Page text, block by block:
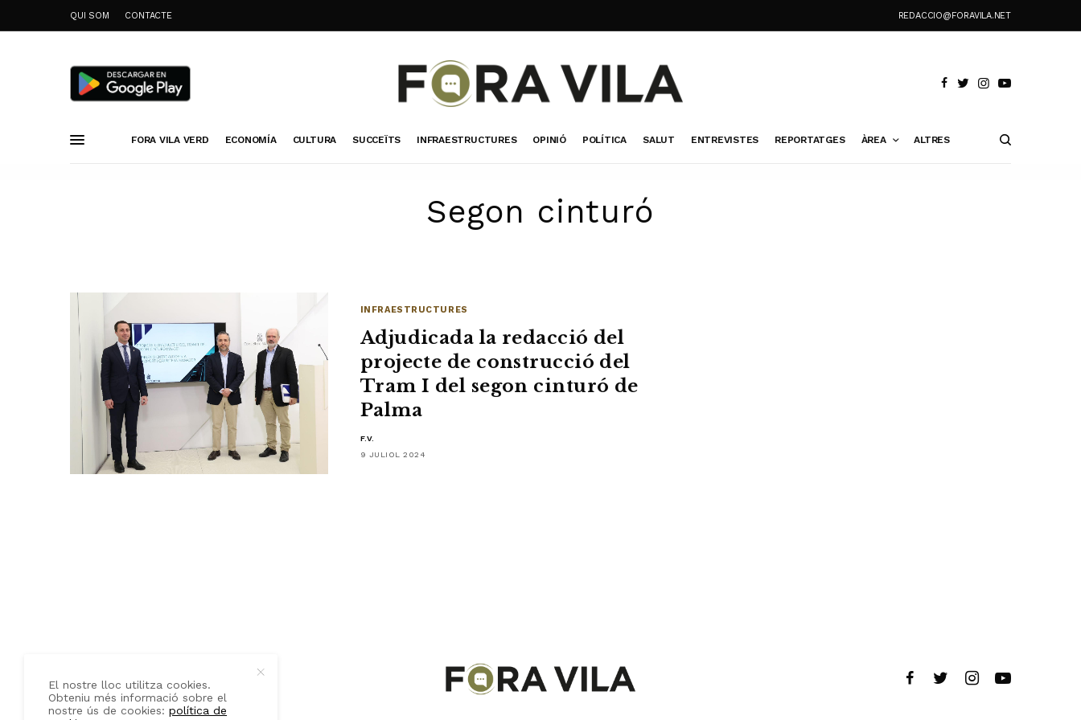
QUI SOM CONTACTE REDACCIO@FORAVILA.NET
FORA VILA VERD ECONOMÍA CULTURA SUCCEÏTS INFRAESTRUCTURES OPINIÓ POLÍTICA SALUT ENTREVISTES REPORTATGES ÀREA ALTRES
Segon cinturó
INFRAESTRUCTURES
Adjudicada la redacció del
projecte de construcció del
Tram I del segon cinturó de
Palma
F.V.
9 JULIOL 2024
QUI SOM CONTACTE
El nostre lloc utilitza cookies.
Obteniu més informació sobre el
nostre ús de cookies:política de